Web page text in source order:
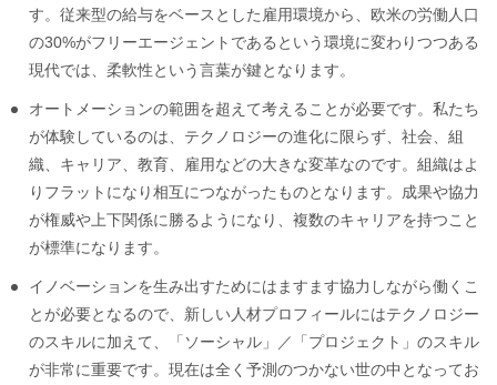
す。従来型の給与をベースとした雇用環境から、欧米の労働人口
の30%がフリーエージェントであるという環境に変わりつつある
現代では、柔軟性という言葉が鍵となります。
オートメーションの範囲を超えて考えることが必要です。私たち
が体験しているのは、テクノロジーの進化に限らず、社会、組
織、キャリア、教育、雇用などの大きな変革なのです。組織はよ
りフラットになり相互につながったものとなります。成果や協力
が権威や上下関係に勝るようになり、複数のキャリアを持つこと
が標準になります。
イノベーションを生み出すためにはますます協力しながら働くこ
とが必要となるので、新しい人材プロフィールにはテクノロジー
のスキルに加えて、「ソーシャル」／「プロジェクト」のスキル
が非常に重要です。現在は全く予測のつかない世の中となってお